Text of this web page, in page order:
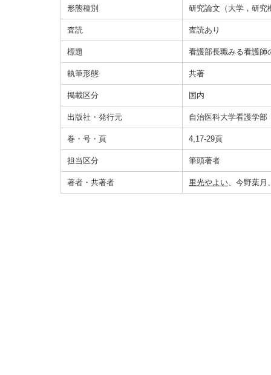
形態種別 研究論文（大学，研究
査読 査読あり
標題 看護部長職みる看護師
執筆形態 共著
掲載区分 国内
出版社・発行元 自治医科大学看護学部
巻・号・頁 4,17-29頁
担当区分 筆頭著者
著者・共著者 里光やよい、今野葉月